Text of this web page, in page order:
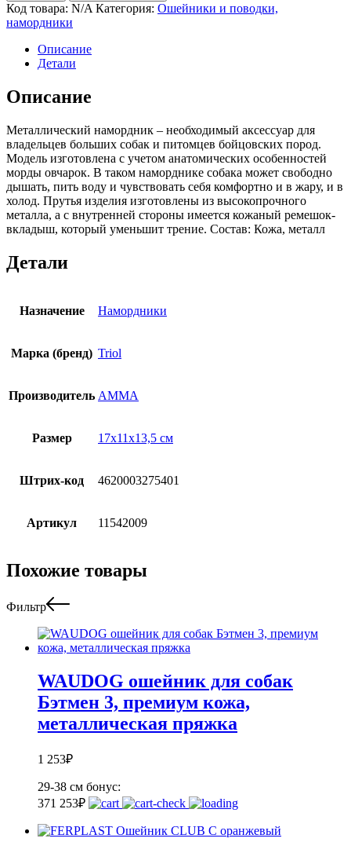
Код товара: N/A Категория: Ошейники и поводки,
намордники
Описание
Детали
Описание
Металлический намордник – необходимый аксессуар для
владельцев больших собак и питомцев бойцовских пород.
Модель изготовлена с учетом анатомических особенностей
морды овчарок. В таком наморднике собака может свободно
дышать, пить воду и чувствовать себя комфортно и в жару, и в
холод. Прутья изделия изготовлены из высокопрочного
металла, а с внутренней стороны имеется кожаный ремешок-
вкладыш, который уменьшит трение. Состав: Кожа, металл
Детали
Назначение Намордники
Марка (бренд) Triol
Производитель АММА
Размер 17x11x13,5 см
Штрих-код 4620003275401
Артикул 11542009
Похожие товары
Фильтр
WAUDOG ошейник для собак
Бэтмен 3, премиум кожа,
металлическая пряжка
1 253₽
29-38 см бонус:
371 253₽